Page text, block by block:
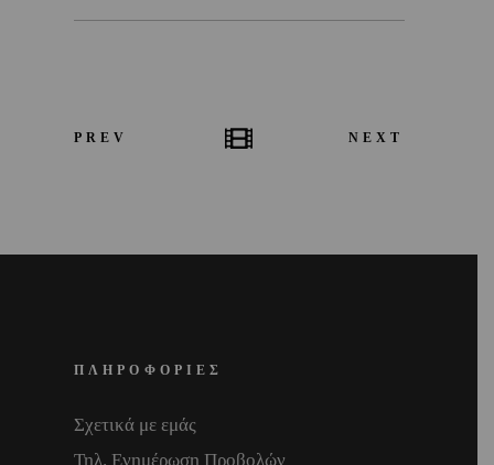
PREV NEXT
ΠΛΗΡΟΦΟΡΙΕΣ
Σχετικά με εμάς
Τηλ. Ενημέρωση Προβολών